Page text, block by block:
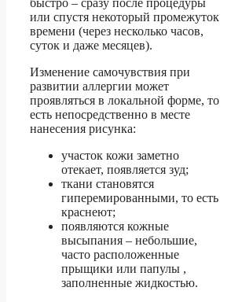
быстро – сразу после процедуры
или спустя некоторый промежуток
времени (через несколько часов,
суток и даже месяцев).
Изменение самочувствия при
развитии аллергии может
проявляться в локальной форме, то
есть непосредственно в месте
нанесения рисунка:
участок кожи заметно
отекает, появляется зуд;
ткани становятся
гиперемированными, то есть
краснеют;
появляются кожные
высыпания – небольшие,
часто расположенные
прыщики или папулы ,
заполненные жидкостью.